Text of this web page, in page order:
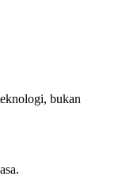
bukan